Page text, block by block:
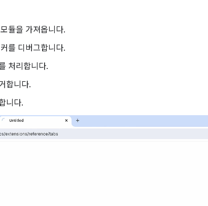
듈을 가져옵니다.
를 디버그합니다.
처리합니다.
합니다.
니다.